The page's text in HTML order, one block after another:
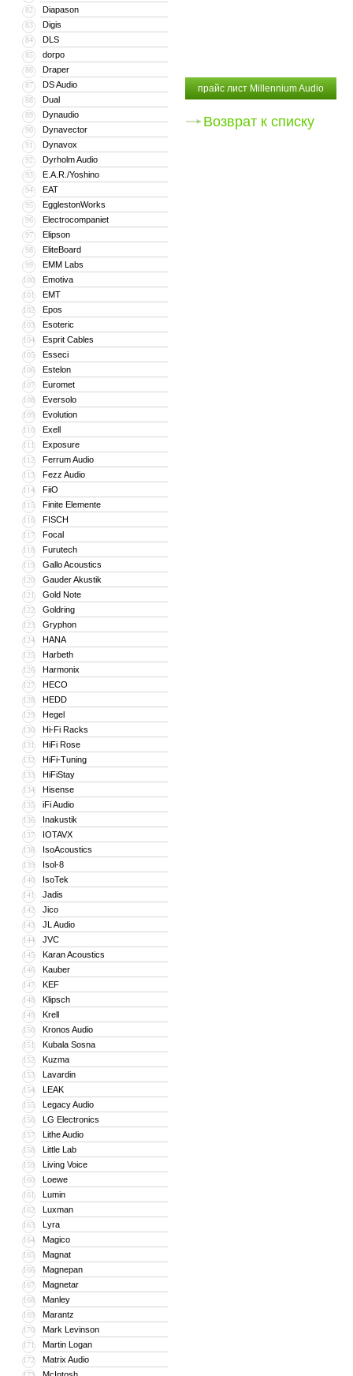
82 Diapason
83 Digis
84 DLS
85 dorpo
86 Draper
87 DS Audio
88 Dual
89 Dynaudio
90 Dynavector
91 Dynavox
92 Dyrholm Audio
93 E.A.R./Yoshino
94 EAT
95 EgglestonWorks
96 Electrocompaniet
97 Elipson
98 EliteBoard
99 EMM Labs
100 Emotiva
101 EMT
102 Epos
103 Esoteric
104 Esprit Cables
105 Esseci
106 Estelon
107 Euromet
108 Eversolo
109 Evolution
110 Exell
111 Exposure
112 Ferrum Audio
113 Fezz Audio
114 FiiO
115 Finite Elemente
116 FISCH
117 Focal
118 Furutech
119 Gallo Acoustics
120 Gauder Akustik
121 Gold Note
122 Goldring
123 Gryphon
124 HANA
125 Harbeth
126 Harmonix
127 HECO
128 HEDD
129 Hegel
130 Hi-Fi Racks
131 HiFi Rose
132 HiFi-Tuning
133 HiFiStay
134 Hisense
135 iFi Audio
136 Inakustik
137 IOTAVX
138 IsoAcoustics
139 Isol-8
140 IsoTek
141 Jadis
142 Jico
143 JL Audio
144 JVC
145 Karan Acoustics
146 Kauber
147 KEF
148 Klipsch
149 Krell
150 Kronos Audio
151 Kubala Sosna
152 Kuzma
153 Lavardin
154 LEAK
155 Legacy Audio
156 LG Electronics
157 Lithe Audio
158 Little Lab
159 Living Voice
160 Loewe
161 Lumin
162 Luxman
163 Lyra
164 Magico
165 Magnat
166 Magnepan
167 Magnetar
168 Manley
169 Marantz
170 Mark Levinson
171 Martin Logan
172 Matrix Audio
прайс лист Millennium Audio
Возврат к списку